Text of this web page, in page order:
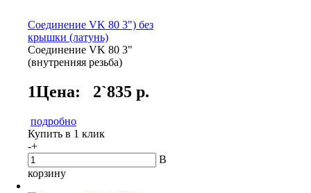
Cоединение VK 80 3") без
крышки (латунь)
Соединение VK 80 3"
(внутренняя резьба)
1Цена: 2`835 р.
подробно
Купить в 1 клик
-+
В
корзину